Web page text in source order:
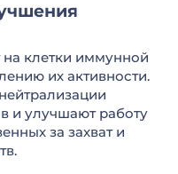
клетки иммунной
их активности.
и улучшают работу
за захват и